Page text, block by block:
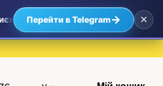
цінами — найвигідніші
Перейти в Telegram→ ×